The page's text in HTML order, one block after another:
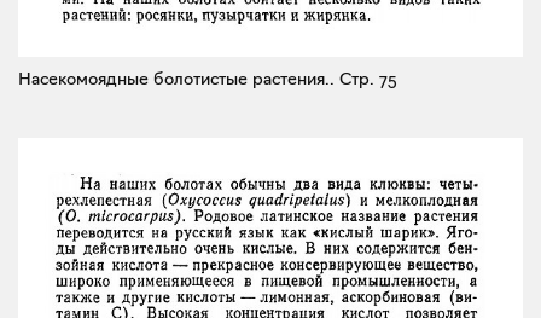
Насекомоядные болотистые растения.. Стр. 75